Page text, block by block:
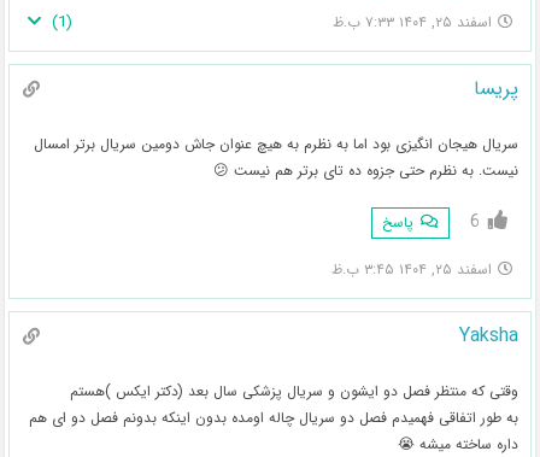
اسفند ۲۵, ۱۴۰۴ ۷:۳۳ ب.ظ (
1
)
پریسا
سریال هیجان انگیزی بود اما به نظرم به هیچ عنوان جاش دومین سریال برتر امسال
نیست. به نظرم حتی جزوه ده تای برتر هم نیست 😕
6 پاسخ
اسفند ۲۵, ۱۴۰۴ ۳:۴۵ ب.ظ
Yaksha
وقتی که منتظر فصل دو ایشون و سریال پزشکی سال بعد (دکتر ایکس )هستم
به طور اتفاقی فهمیدم فصل دو سریال چاله اومده بدون اینکه بدونم فصل دو ای هم
داره ساخته میشه 😭